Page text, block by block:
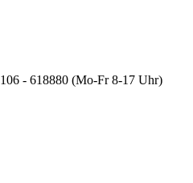
- 618880 (Mo-Fr 8-17 Uhr)